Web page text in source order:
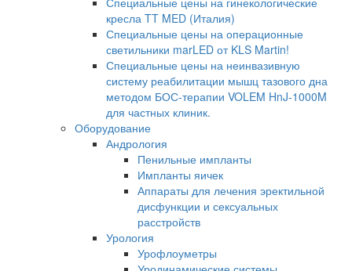
кресла TT MED (Италия)
Специальные цены на операционные
светильники marLED от KLS Martin!
Специальные цены на неинвазивную
систему реабилитации мышц тазового дна
методом БОС-терапии VOLEM HnJ-1000M
для частных клиник.
Оборудование
Андрология
Пенильные импланты
Импланты яичек
Аппараты для лечения эректильной
дисфункции и сексуальных
расстройств
Урология
Урофлоуметры